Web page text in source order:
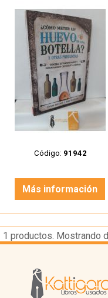
Código: 91942
Más información
1 productos. Mostrando
Librería Kattigara